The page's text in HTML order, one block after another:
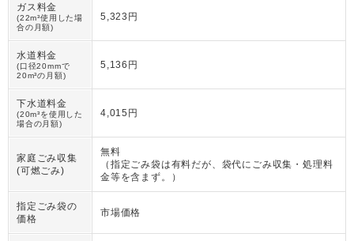
ガス料金
(22m³使用した場
合の月額)
5,323円
水道料金
(口径20mmで
20m³の月額)
5,136円
下水道料金
(20m³を使用した
場合の月額)
4,015円
家庭ごみ収集
(可燃ごみ)
無料
（ 指定ごみ袋は有料だが、袋代にごみ収集・処理料
金等を含まず。
）
指定ごみ袋の
価格
市場価格